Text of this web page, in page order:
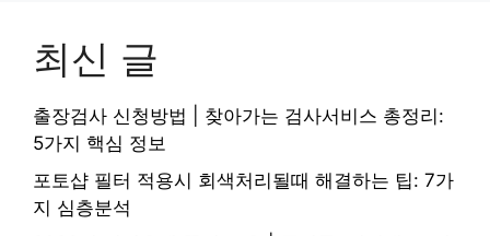
최신 글
출장검사 신청방법 | 찾아가는 검사서비스 총정리:
5가지 핵심 정보
포토샵 필터 적용시 회색처리될때 해결하는 팁: 7가
지 심층분석